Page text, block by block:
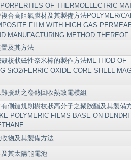
OF THERMOELECTRIC
合高阻氣膜材及其製備方法POLYMER/
FILM WITH HIGH GAS
MANUFACTURING METHOD THEREOF
及其方法
核狀磁性奈米棒的製作方法METHOD OF
SiO2/FERRIC OXIDE CORE-SHELL
援助之廢熱回收熱致電模組
側鏈規則樹枝狀高分子之聚胺酯及其製備
POLYMERIC FILMS BASE ON
物及其製備方法
其太陽能電池